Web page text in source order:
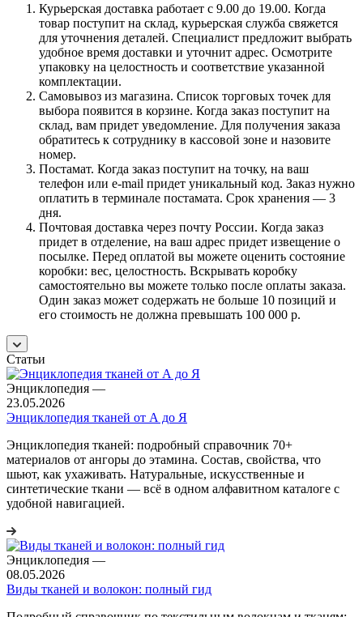
Курьерская доставка работает с 9.00 до 19.00. Когда
товар поступит на склад, курьерская служба свяжется
для уточнения деталей. Специалист предложит выбрать
удобное время доставки и уточнит адрес. Осмотрите
упаковку на целостность и соответствие указанной
комплектации.
Самовывоз из магазина. Список торговых точек для
выбора появится в корзине. Когда заказ поступит на
склад, вам придет уведомление. Для получения заказа
обратитесь к сотруднику в кассовой зоне и назовите
номер.
Постамат. Когда заказ поступит на точку, на ваш
телефон или e-mail придет уникальный код. Заказ нужно
оплатить в терминале постамата. Срок хранения — 3
дня.
Почтовая доставка через почту России. Когда заказ
придет в отделение, на ваш адрес придет извещение о
посылке. Перед оплатой вы можете оценить состояние
коробки: вес, целостность. Вскрывать коробку
самостоятельно вы можете только после оплаты заказа.
Один заказ может содержать не больше 10 позиций и
его стоимость не должна превышать 100 000 р.
Статьи
Энциклопедия —
23.05.2026
Энциклопедия тканей от А до Я
Энциклопедия тканей: подробный справочник 70+
материалов от ангоры до этамина. Состав, свойства, что
шьют, как ухаживать. Натуральные, искусственные и
синтетические ткани — всё в одном алфавитном каталоге с
удобной навигацией.
Энциклопедия —
08.05.2026
Виды тканей и волокон: полный гид